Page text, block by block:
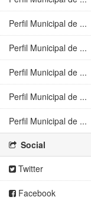
Perfil Municipal de ...
Perfil Municipal de ...
Perfil Municipal de ...
Perfil Municipal de ...
Perfil Municipal de ...
Social
Twitter
Facebook